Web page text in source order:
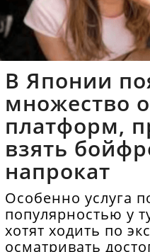
В Японии
множество
платформ,
взять
напрокат
Особенно услуга
популярностью у
хотят ходить по
осматривать